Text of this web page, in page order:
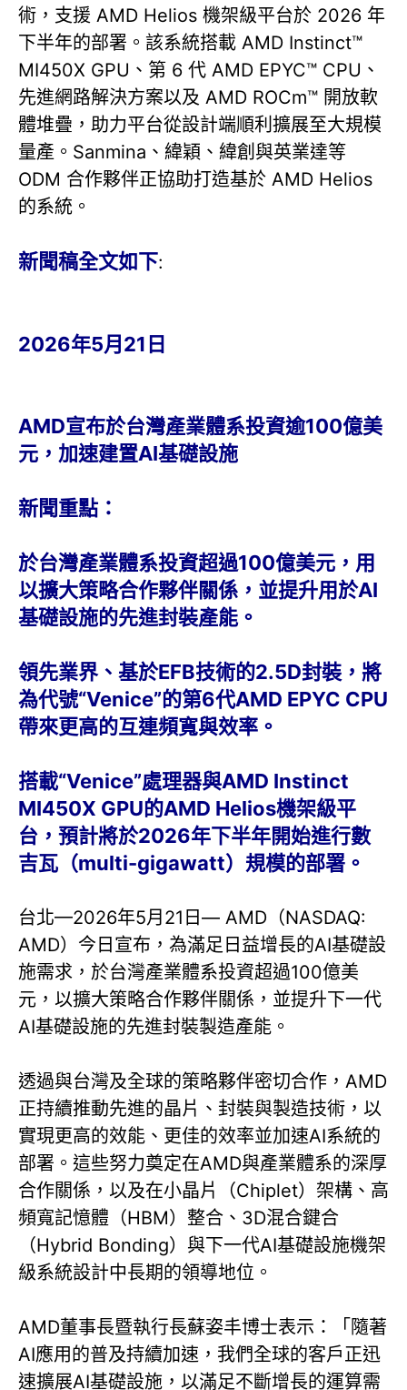
術，支援 AMD Helios 機架級平台於 2026 年
下半年的部署。該系統搭載 AMD Instinct™
MI450X GPU、第 6 代 AMD EPYC™ CPU、
先進網路解決方案以及 AMD ROCm™ 開放軟
體堆疊，助力平台從設計端順利擴展至大規模
量產。Sanmina、緯穎、緯創與英業達等
ODM 合作夥伴正協助打造基於 AMD Helios
的系統。
新聞稿全文如下:
2026年5月21日
AMD宣布於台灣產業體系投資逾100億美
元，加速建置AI基礎設施
新聞重點：
於台灣產業體系投資超過100億美元，用
以擴大策略合作夥伴關係，並提升用於AI
基礎設施的先進封裝產能。
領先業界、基於EFB技術的2.5D封裝，將
為代號“Venice”的第6代AMD EPYC CPU
帶來更高的互連頻寬與效率。
搭載“Venice”處理器與AMD Instinct
MI450X GPU的AMD Helios機架級平
台，預計將於2026年下半年開始進行數
吉瓦（multi-gigawatt）規模的部署。
台北—2026年5月21日— AMD（NASDAQ:
AMD）今日宣布，為滿足日益增長的AI基礎設
施需求，於台灣產業體系投資超過100億美
元，以擴大策略合作夥伴關係，並提升下一代
AI基礎設施的先進封裝製造產能。
透過與台灣及全球的策略夥伴密切合作，AMD
正持續推動先進的晶片、封裝與製造技術，以
實現更高的效能、更佳的效率並加速AI系統的
部署。這些努力奠定在AMD與產業體系的深厚
合作關係，以及在小晶片（Chiplet）架構、高
頻寬記憶體（HBM）整合、3D混合鍵合
（Hybrid Bonding）與下一代AI基礎設施機架
級系統設計中長期的領導地位。
AMD董事長暨執行長蘇姿丰博士表示：「隨著
AI應用的普及持續加速，我們全球的客戶正迅
速擴展AI基礎設施，以滿足不斷增長的運算需